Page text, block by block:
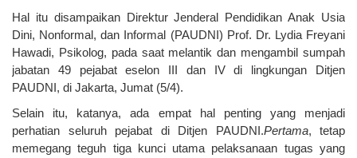
Hal itu disampaikan Direktur Jenderal Pendidikan Anak Usia
Dini, Nonformal, dan Informal (PAUDNI) Prof. Dr. Lydia Freyani
Hawadi, Psikolog, pada saat melantik dan mengambil sumpah
jabatan 49 pejabat eselon III dan IV di lingkungan Ditjen
PAUDNI, di Jakarta, Jumat (5/4).
Selain itu, katanya, ada empat hal penting yang menjadi
perhatian seluruh pejabat di Ditjen PAUDNI.Pertama, tetap
memegang teguh tiga kunci utama pelaksanaan tugas yang